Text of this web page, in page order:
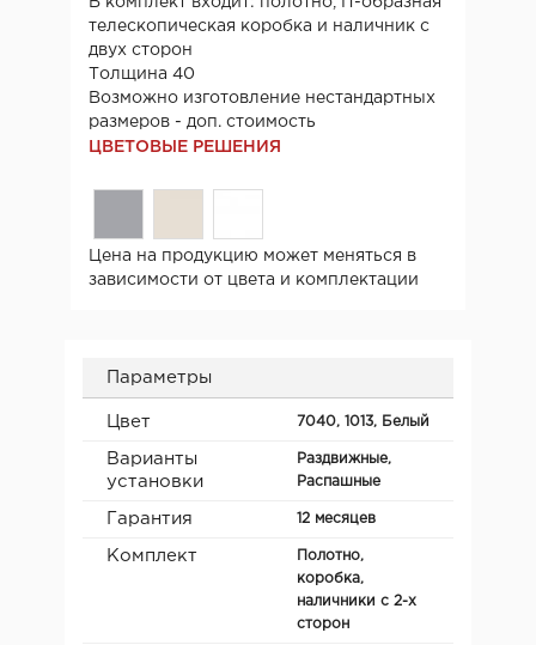
телескопическая коробка и наличник с
двух сторон
Толщина 40
Возможно изготовление нестандартных
размеров - доп. стоимость
ЦВЕТОВЫЕ РЕШЕНИЯ
Цена на продукцию может меняться в
зависимости от цвета и комплектации
Параметры
Цвет 7040, 1013, Белый
Варианты
установки
Раздвижные,
Распашные
Гарантия 12 месяцев
Комплект
Полотно,
коробка,
наличники с 2-х
сторон